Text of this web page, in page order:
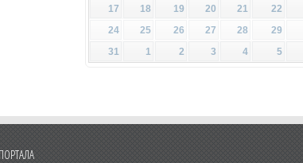
17
18 19 20 21 22
24
25 26 27 28 29
31
1 2 3 4 5